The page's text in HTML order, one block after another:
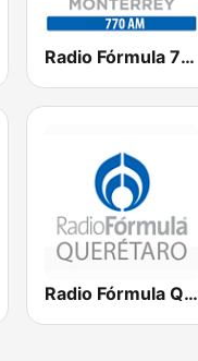
Radio Fórmula 770 AM
Radio Fórmula Querétaro